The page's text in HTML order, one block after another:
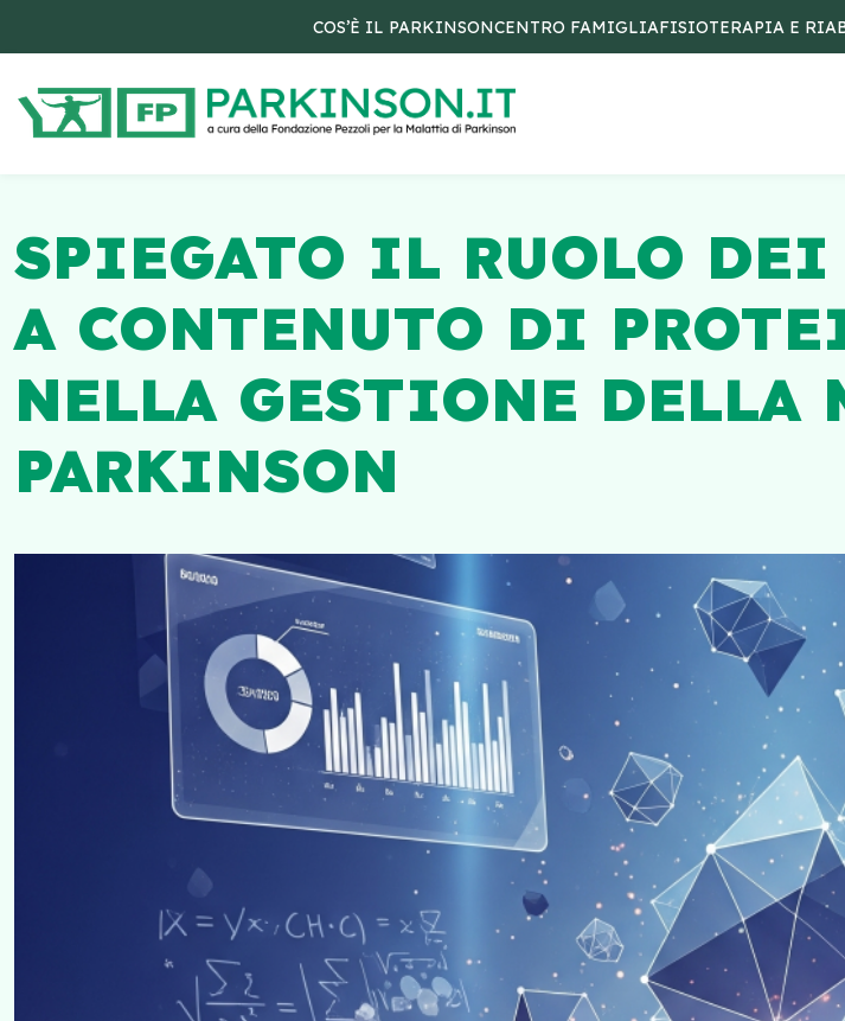
COS’È IL PARKINSONCENTRO FAMIGLIAFISIOTERAPIA E
SPIEGATO IL RUOLO
A CONTENUTO DI
NELLA GESTIONE
PARKINSON